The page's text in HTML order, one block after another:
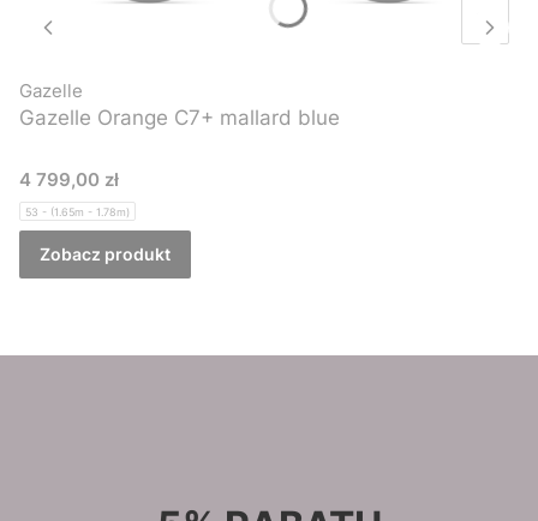
Gazelle Orange C7+ mallard blue
Gazelle
Cena
4 799,00 zł
53 - (1.65m - 1.78m)
Zobacz produkt